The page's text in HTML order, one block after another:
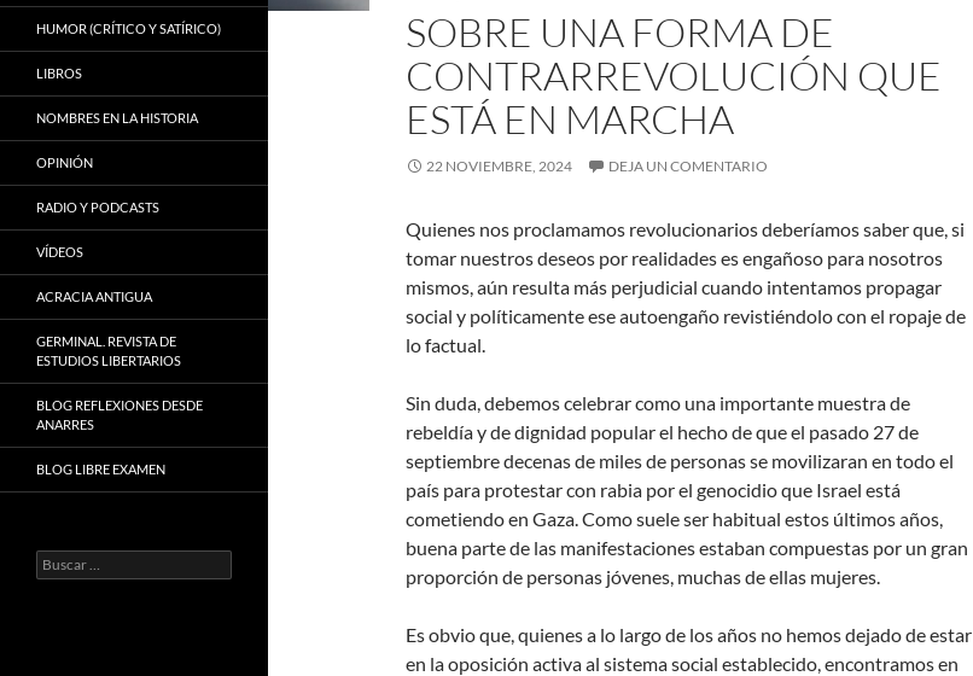
SOBRE UNA FORMA DE
CONTRARREVOLUCIÓN QUE
ESTÁ EN MARCHA
22 NOVIEMBRE, 2024 DEJA UN COMENTARIO
Quienes nos proclamamos revolucionarios deberíamos saber que, si
tomar nuestros deseos por realidades es engañoso para nosotros
mismos, aún resulta más perjudicial cuando intentamos propagar
social y políticamente ese autoengaño revistiéndolo con el ropaje de
lo factual.
Sin duda, debemos celebrar como una importante muestra de
rebeldía y de dignidad popular el hecho de que el pasado 27 de
septiembre decenas de miles de personas se movilizaran en todo el
país para protestar con rabia por el genocidio que Israel está
cometiendo en Gaza. Como suele ser habitual estos últimos años,
buena parte de las manifestaciones estaban compuestas por un gran
proporción de personas jóvenes, muchas de ellas mujeres.
Es obvio que, quienes a lo largo de los años no hemos dejado de estar
en la oposición activa al sistema social establecido, encontramos en
HUMOR (CRÍTICO Y SATÍRICO)
LIBROS
NOMBRES EN LA HISTORIA
OPINIÓN
RADIO Y PODCASTS
VÍDEOS
ACRACIA ANTIGUA
GERMINAL. REVISTA DE
ESTUDIOS LIBERTARIOS
BLOG REFLEXIONES DESDE
ANARRES
BLOG LIBRE EXAMEN
Buscar: